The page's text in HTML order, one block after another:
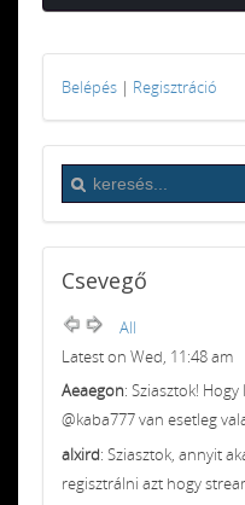
Belépés | Regisztráció
Csevegő
All
Latest on Wed, 11:48 am
Aeaegon: Sziasztok!
@kaba777 van esetleg
alxird: Sziasztok, annyit
regisztrálni azt hogy